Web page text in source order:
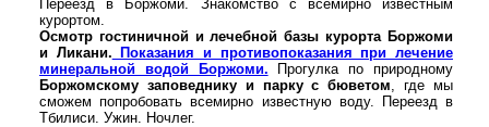
Переезд в Боржоми. Знакомство с всемирно известным
курортом.
Осмотр гостиничной и лечебной базы курорта Боржоми
и Ликани. Показания и противопоказания при лечение
минеральной водой Боржоми. Прогулка по природному
Боржомскому заповеднику и парку с бюветом, где мы
сможем попробовать всемирно известную воду. Переезд в
Тбилиси. Ужин. Ночлег.